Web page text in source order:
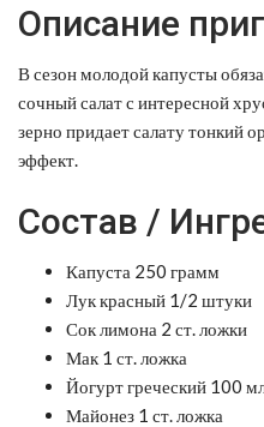
Описание
В сезон молодой капусты
сочный салат с интересной
зерно придает салату тонкий
эффект.
Состав /
Капуста 250 грамм
Лук красный 1/2 штуки
Сок лимона 2 ст. ложки
Мак 1 ст. ложка
Йогурт греческий 100
Майонез 1 ст. ложка